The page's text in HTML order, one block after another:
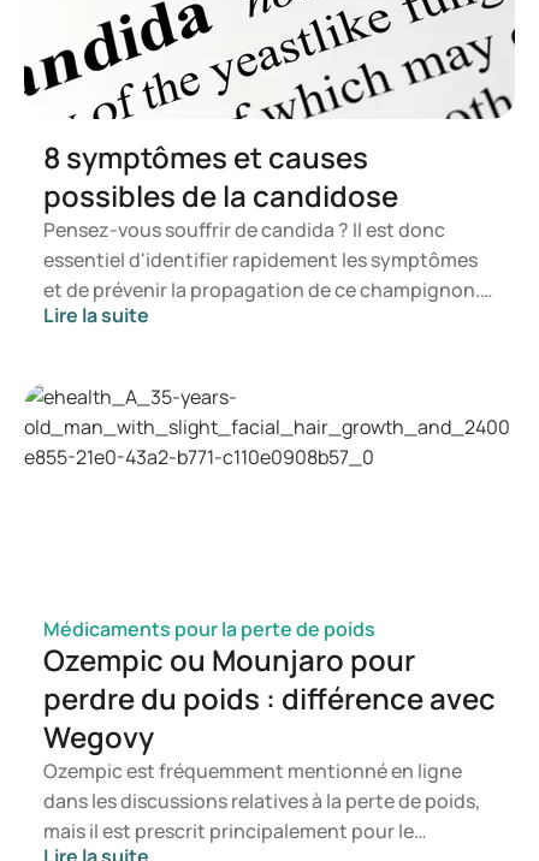
comment.pdf
ACP Recommends Cognitive Behavioral Therapy as Initial
Treatment forChronic Insomnia | ACP Online
pharmacologictreatmentofinsomnia.pdf
8 symptômes et causes
possibles de la candidose
Pensez-vous souffrir de candida ? Il est donc
essentiel d'identifier rapidement les symptômes
et de prévenir la propagation de ce champignon.
Dans cet article, vous apprendrez ce qu'est le
manifester. Vous saurez ainsi à quel moment il est
pertinent de consulter un professionnel de santé.
Lire la suite
Médicaments pour la perte de poids
Ozempic ou Mounjaro pour
perdre du poids : différence avec
Wegovy
Ozempic est fréquemment mentionné en ligne
dans les discussions relatives à la perte de poids,
mais il est prescrit principalement pour le